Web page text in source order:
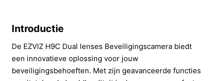
Introductie
De EZVIZ H9C Dual lenses Beveiligingscamera biedt
een innovatieve oplossing voor jouw
beveiligingsbehoeften. Met zijn geavanceerde functies